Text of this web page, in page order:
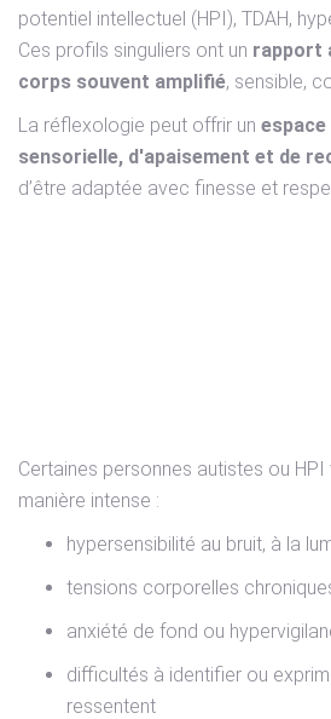
potentiel intellectuel (HPI), TDAH,
Ces profils singuliers ont un rapport
corps souvent amplifié, sensible,
La réflexologie peut offrir un
sensorielle, d'apaisement et de
d’être adaptée avec finesse et
Certaines personnes autistes ou
manière intense :
hypersensibilité au bruit, à la
tensions corporelles
anxiété de fond ou
difficultés à identifier ou
ressentent